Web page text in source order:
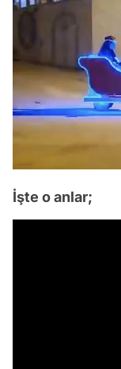
İşte o anlar;